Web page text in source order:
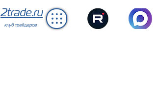
2trade.ru
клуб трейдеров